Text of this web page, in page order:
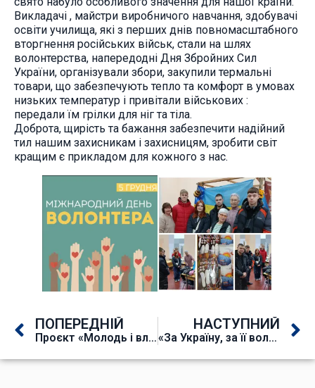
Викладачі , майстри виробничого навчання, здобувачі
освіти училища, які з перших днів повномасштабного
вторгнення російських військ, стали на шлях
волонтерства, напередодні Дня Збройних Сил
України, організували збори, закупили термальні
товари, що забезпечують тепло та комфорт в умовах
низьких температур і привітали військових :
передали їм грілки для ніг та тіла.
Доброта, щирість та бажання забезпечити надійний
тил нашим захисникам і захисницям, зробити світ
кращим є прикладом для кожного з нас.
ПОПЕРЕДНІЙ
Проєкт «Молодь і влада»
НАСТУПНИЙ
«За Україну, за її волю!»